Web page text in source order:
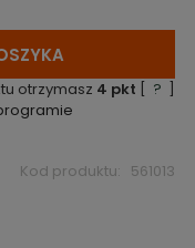
otrzymasz 4 pkt ?
Kod produktu: 561013